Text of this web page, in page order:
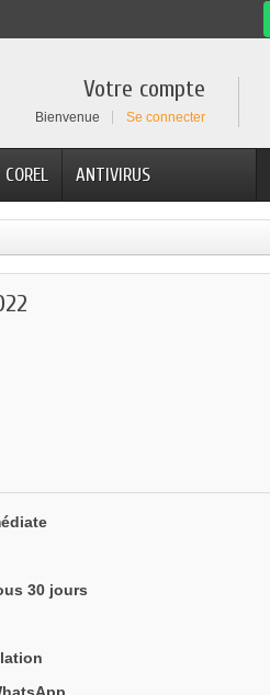
Votre compte
Bienvenue Se connecter
COREL ANTIVIRUS
30 jours